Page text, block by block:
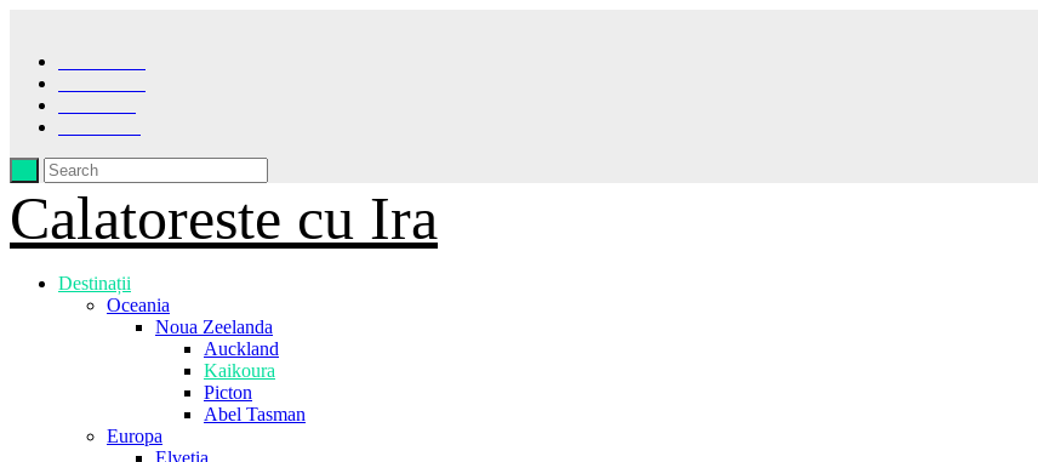
Calatoreste cu Ira
Destinații
Oceania
Noua Zeelanda
Auckland
Kaikoura
Picton
Abel Tasman
Europa
Elvetia